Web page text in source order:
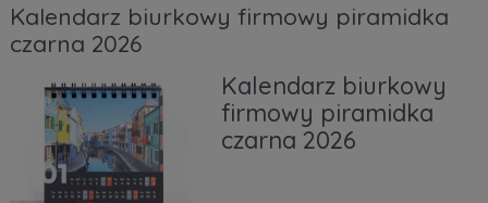
Kalendarz biurkowy firmowy piramidka
czarna 2026
Kalendarz biurkowy
firmowy piramidka
czarna 2026